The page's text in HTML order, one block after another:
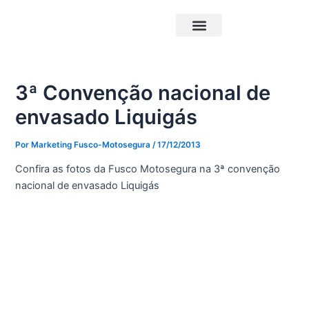
3ª Convenção nacional de
envasado Liquigás
PorMarketing Fusco-Motosegura /17/12/2013
Confira as fotos da Fusco Motosegura na 3ª convenção
nacional de envasado Liquigás